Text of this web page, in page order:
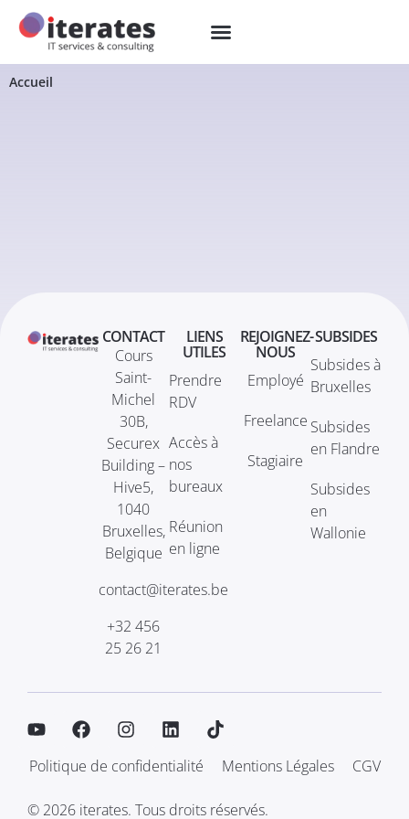
Accueil
CONTACT
Cours
Saint-
Michel
30B,
Securex
Building –
Hive5,
1040
Bruxelles,
Belgique
contact@iterates.be
+32 456
25 26 21
LIENS
UTILES
Prendre
RDV
Accès à
nos
bureaux
Réunion
en ligne
REJOIGNEZ-
NOUS
Employé
Freelance
Stagiaire
SUBSIDES
Subsides à
Bruxelles
Subsides
en Flandre
Subsides
en
Wallonie
© 2026 iterates. Tous droits réservés.
Politique de confidentialité Mentions Légales CGV